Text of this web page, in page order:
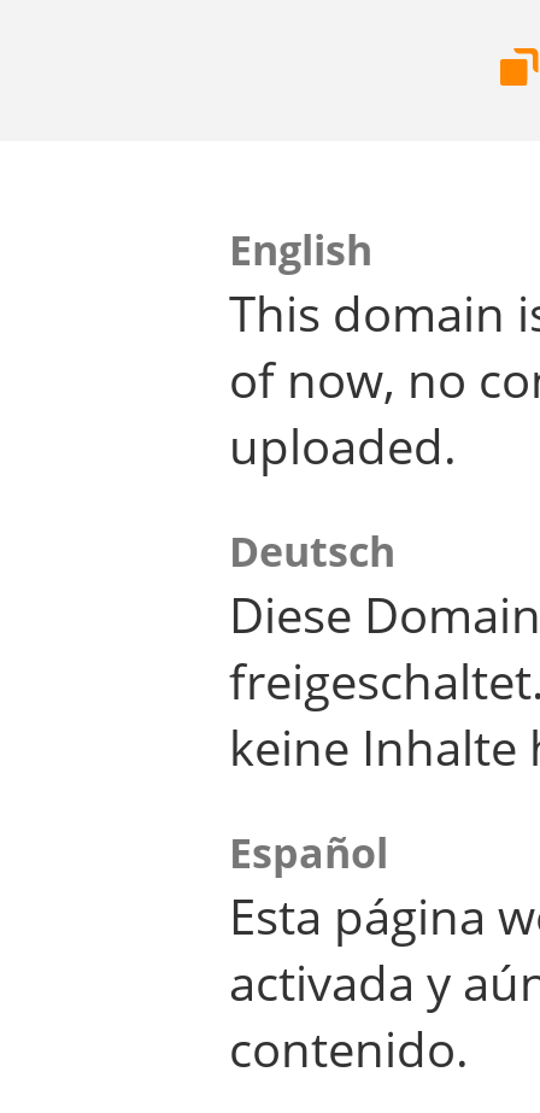
English
This domain
of now, no
uploaded.
Deutsch
Diese
keine Inhalte
Español
Esta página
activada y
contenido.